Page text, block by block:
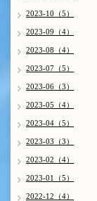
2023-10（5）
2023-09（4）
2023-08（4）
2023-07（5）
2023-06（3）
2023-05（4）
2023-04（5）
2023-03（3）
2023-02（4）
2023-01（5）
2022-12（4）